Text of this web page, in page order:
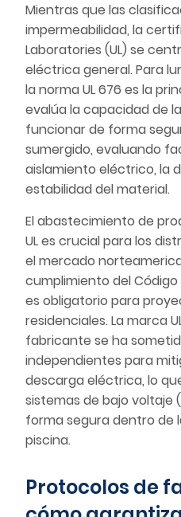
Mientras que las
impermeabilidad, la
Laboratories (UL) se
eléctrica general. Para
la norma UL 676 es la
evalúa la capacidad de
funcionar de forma
sumergido, evaluando
aislamiento eléctrico, la
estabilidad del material.
El abastecimiento de
UL es crucial para los
el mercado
cumplimiento del Código
es obligatorio para
residenciales. La marca
fabricante se ha
independientes para
descarga eléctrica, lo
sistemas de bajo voltaje
forma segura dentro de
piscina.
Protocolos de